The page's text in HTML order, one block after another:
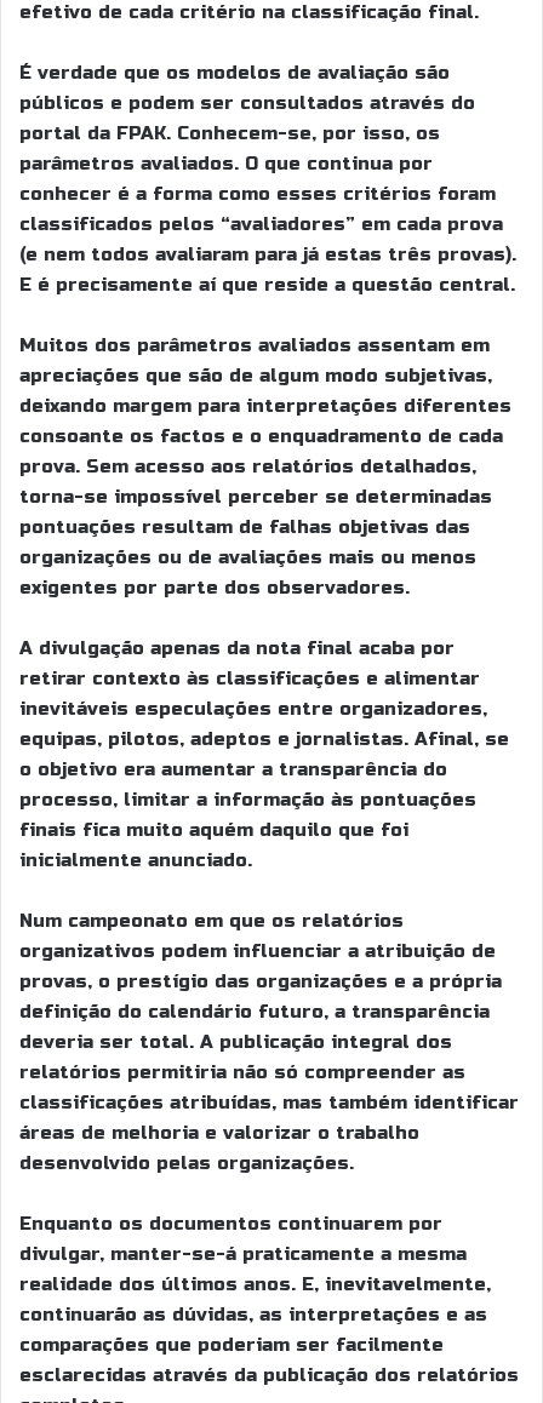
efetivo de cada critério na classificação final.
É verdade que os modelos de avaliação são
públicos e podem ser consultados através do
portal da FPAK. Conhecem-se, por isso, os
parâmetros avaliados. O que continua por
conhecer é a forma como esses critérios foram
classificados pelos “avaliadores” em cada prova
(e nem todos avaliaram para já estas três provas).
E é precisamente aí que reside a questão central.
Muitos dos parâmetros avaliados assentam em
apreciações que são de algum modo subjetivas,
deixando margem para interpretações diferentes
consoante os factos e o enquadramento de cada
prova. Sem acesso aos relatórios detalhados,
torna-se impossível perceber se determinadas
pontuações resultam de falhas objetivas das
organizações ou de avaliações mais ou menos
exigentes por parte dos observadores.
A divulgação apenas da nota final acaba por
retirar contexto às classificações e alimentar
inevitáveis especulações entre organizadores,
equipas, pilotos, adeptos e jornalistas. Afinal, se
o objetivo era aumentar a transparência do
processo, limitar a informação às pontuações
finais fica muito aquém daquilo que foi
inicialmente anunciado.
Num campeonato em que os relatórios
organizativos podem influenciar a atribuição de
provas, o prestígio das organizações e a própria
definição do calendário futuro, a transparência
deveria ser total. A publicação integral dos
relatórios permitiria não só compreender as
classificações atribuídas, mas também identificar
áreas de melhoria e valorizar o trabalho
desenvolvido pelas organizações.
Enquanto os documentos continuarem por
divulgar, manter-se-á praticamente a mesma
realidade dos últimos anos. E, inevitavelmente,
continuarão as dúvidas, as interpretações e as
comparações que poderiam ser facilmente
esclarecidas através da publicação dos relatórios